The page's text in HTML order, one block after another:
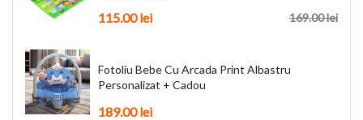
169.00lei
115.00lei
Fotoliu Bebe Cu Arcada Print Albastru
Personalizat + Cadou
189.00lei